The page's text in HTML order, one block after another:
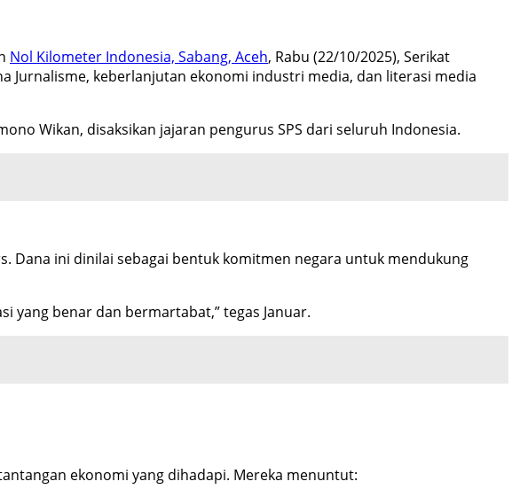
Nol Kilometer Indonesia, Sabang, Aceh, Rabu (22/10/2025), Serikat
Jurnalisme, keberlanjutan ekonomi industri media, dan literasi media
Wikan, disaksikan jajaran pengurus SPS dari seluruh Indonesia.
Dana ini dinilai sebagai bentuk komitmen negara untuk mendukung
yang benar dan bermartabat,” tegas Januar.
ekonomi yang dihadapi. Mereka menuntut: